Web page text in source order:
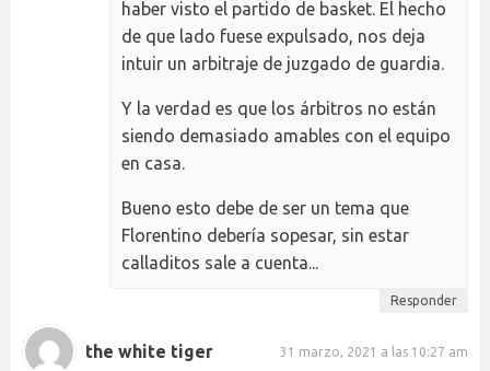
haber visto el partido de basket. El hecho
de que lado fuese expulsado, nos deja
intuir un arbitraje de juzgado de guardia.
Y la verdad es que los árbitros no están
siendo demasiado amables con el equipo
en casa.
Bueno esto debe de ser un tema que
Florentino debería sopesar, sin estar
calladitos sale a cuenta...
Responder
the white tiger 31 marzo, 2021 a las 10:27 am